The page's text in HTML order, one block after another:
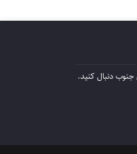
جنوب دنبال کنید.